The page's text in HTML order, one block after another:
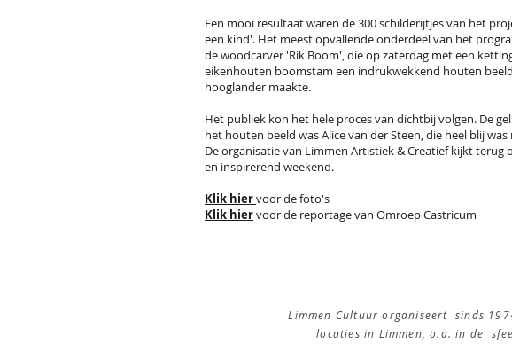
Een mooi resultaat waren de 300 schilderijtjes van het
een kind'. Het meest opvallende onderdeel van het
de woodcarver 'Rik Boom', die op zaterdag met een
eikenhouten boomstam een indrukwekkend houten
hooglander maakte.
Het publiek kon het hele proces van dichtbij volgen. De
het houten beeld was Alice van der Steen, die heel blij
De organisatie van Limmen Artistiek & Creatief kijkt terug
en inspirerend weekend.
Klik hiervoor de foto's
Klik hiervoor de reportage van Omroep Castricum
Limmen Cultuur organiseert sinds
locaties in Limmen, o.a. in de